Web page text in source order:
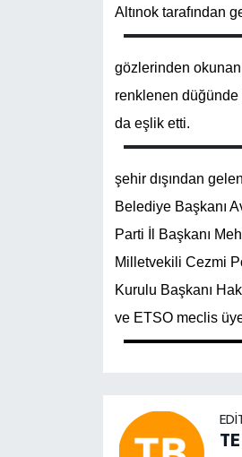
Altınok tarafından
gözlerinden
renklenen düğünde
da eşlik etti.
şehir dışından
Belediye Başkanı
Parti İl Başkanı
Milletvekili Cezmi
Kurulu Başkanı
ve ETSO meclis